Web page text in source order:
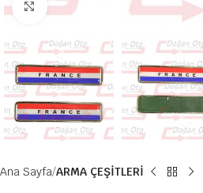
Büyütmek için tıklayın
Ana Sayfa ARMA ÇEŞİTLERİ